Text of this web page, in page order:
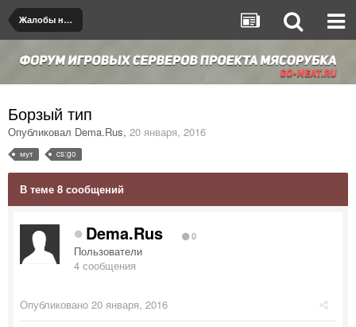
Жалобы на игроков/админов
Борзый тип
Опубликовал Dema.Rus, 20 января, 2016
мут cs:go
В теме 8 сообщений
Dema.Rus 0
Пользователи
4 сообщения
Опубликовано 20 января, 2016